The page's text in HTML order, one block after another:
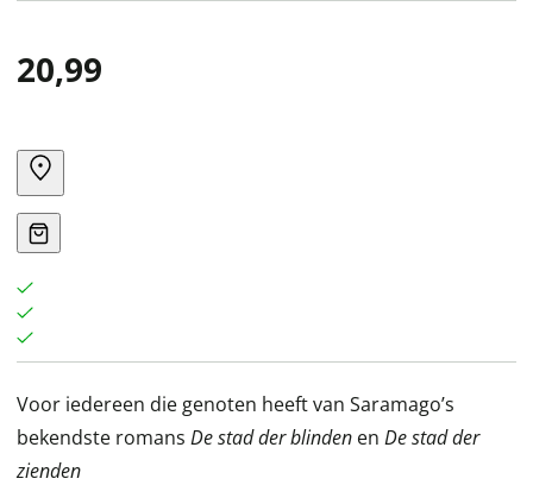
20,99
Voor iedereen die genoten heeft van Saramago’s
bekendste romans De stad der blinden en De stad der
zienden